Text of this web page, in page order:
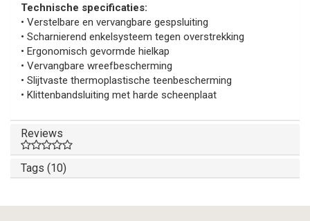
Technische specificaties:
• Verstelbare en vervangbare gespsluiting
• Scharnierend enkelsysteem tegen overstrekking
• Ergonomisch gevormde hielkap
• Vervangbare wreefbescherming
• Slijtvaste thermoplastische teenbescherming
• Klittenbandsluiting met harde scheenplaat
Reviews
Tags (10)